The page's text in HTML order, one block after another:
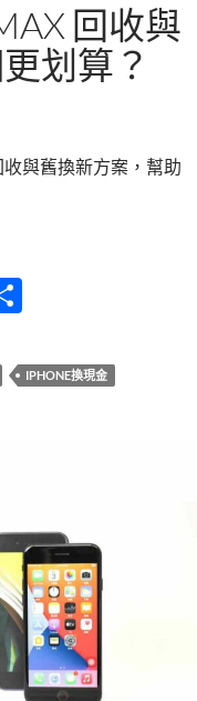
回收與
划算？
與舊換新方案，幫助
換新比較：哪個更划算
IPHONE換現金